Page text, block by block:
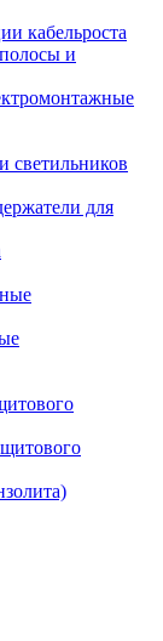
кабельроста
и
светильников
для